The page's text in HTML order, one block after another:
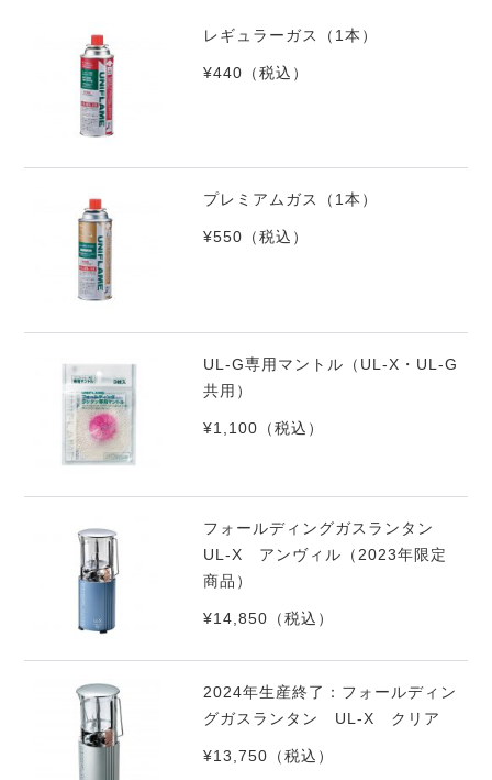
レギュラーガス（1本）
¥440 （税込）
プレミアムガス（1本）
¥550 （税込）
UL-G専用マントル（UL-X・UL-G
共用）
¥1,100 （税込）
フォールディングガスランタン
UL-X アンヴィル（2023年限定
商品）
¥14,850 （税込）
2024年生産終了：フォールディン
グガスランタン UL-X クリア
¥13,750 （税込）